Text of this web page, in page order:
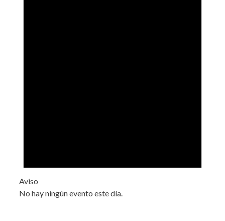
Aviso
No hay ningún evento este día.